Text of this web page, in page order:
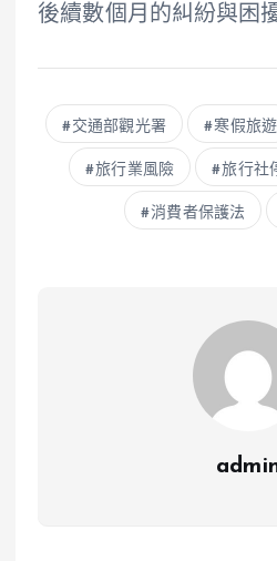
後續數個月的糾紛與困
交通部觀光署 寒假旅遊
旅行業風險 旅行社
消費者保護法